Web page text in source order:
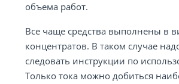
объема работ.
Все чаще средства выполнены в
концентратов. В таком случае
следовать инструкции по
Только тока можно добиться